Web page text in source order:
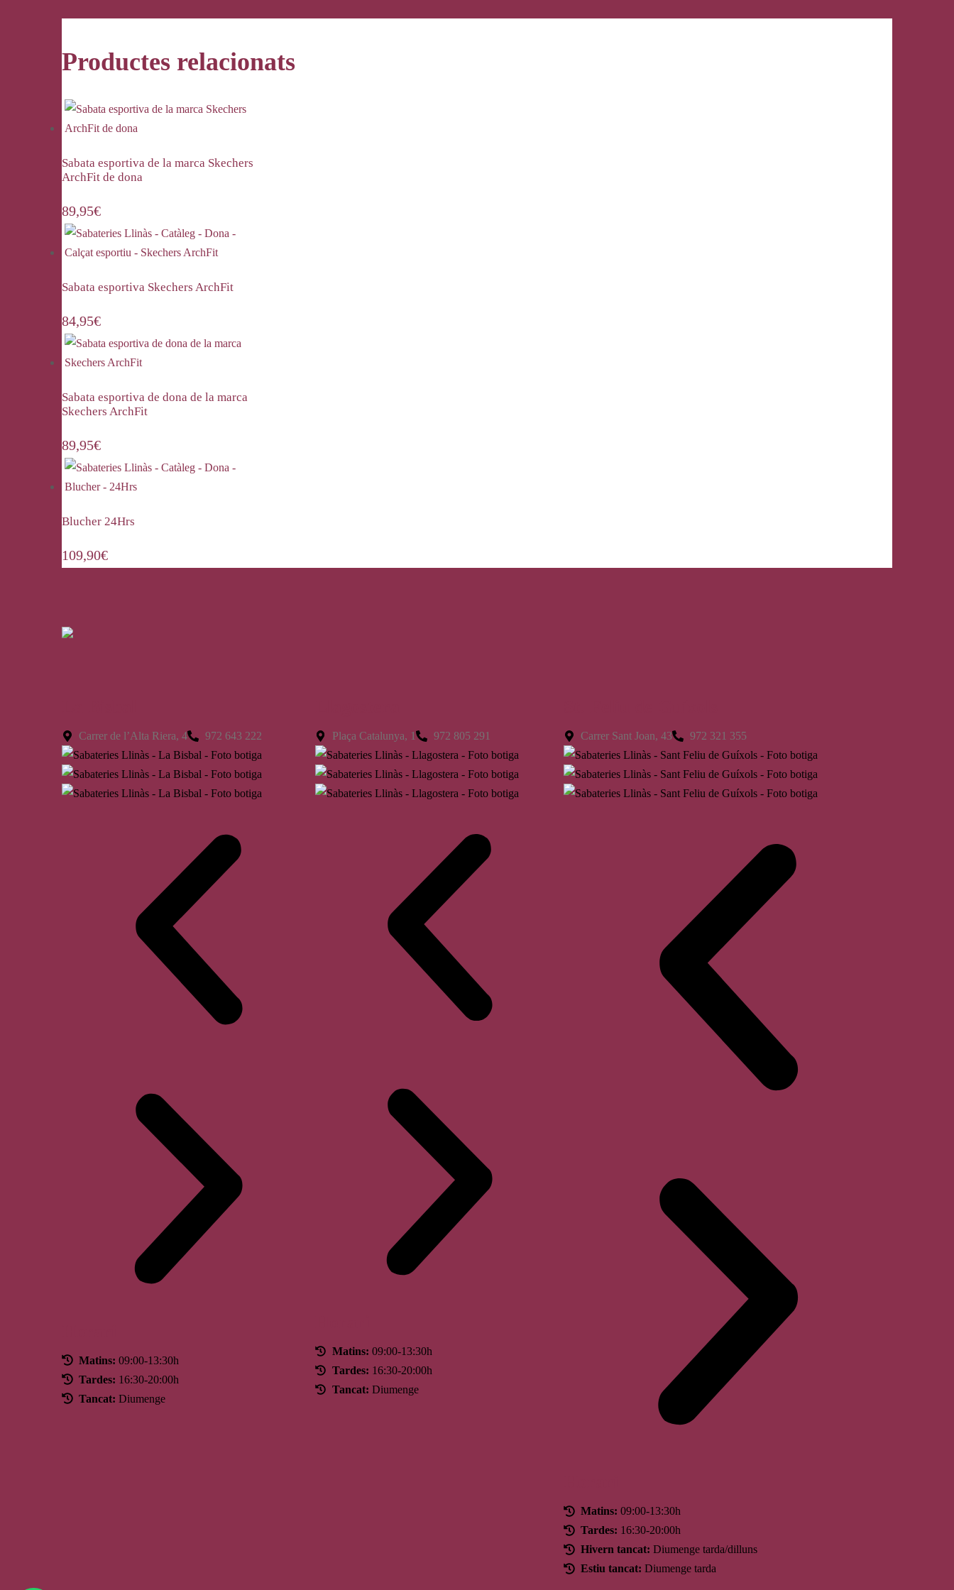
Productes relacionats
Sabata esportiva de la marca Skechers
ArchFit de dona
89,95€
Sabata esportiva Skechers ArchFit
84,95€
Sabata esportiva de dona de la marca
Skechers ArchFit
89,95€
Blucher 24Hrs
109,90€
Carrer de l’Alta Riera, 4 972 643 222
Matins: 09:00-13:30h
Tardes: 16:30-20:00h
Tancat: Diumenge
Plaça Catalunya, 1 972 805 291
Matins: 09:00-13:30h
Tardes: 16:30-20:00h
Tancat: Diumenge
Carrer Sant Joan, 43 972 321 355
Matins: 09:00-13:30h
Tardes: 16:30-20:00h
Hivern tancat: Diumenge tarda/dilluns
Estiu tancat: Diumenge tarda